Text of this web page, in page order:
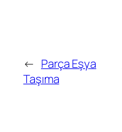
← Parça Eşya
Taşıma